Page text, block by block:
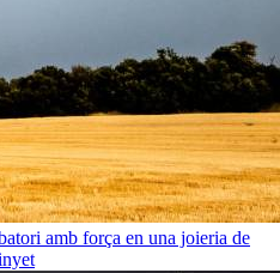
amb força en una joieria de